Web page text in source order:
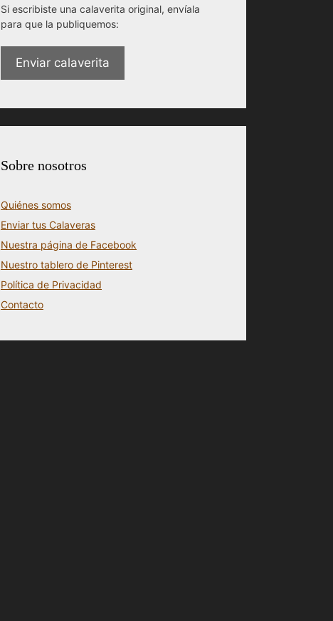
Si escribiste una calaverita original, envíala
para que la publiquemos:
Enviar calaverita
Sobre nosotros
Quiénes somos
Enviar tus Calaveras
Nuestra página de Facebook
Nuestro tablero de Pinterest
Política de Privacidad
Contacto